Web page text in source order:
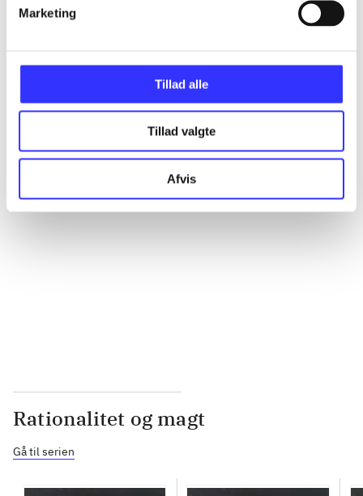
Marketing
Tillad alle
Tillad valgte
Afvis
Artikler
Rationalitet og magt
Gå til serien